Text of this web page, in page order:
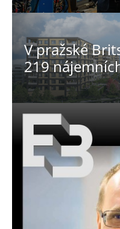
V pražské
219